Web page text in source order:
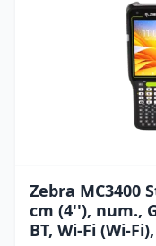
Zebra MC3400
cm (4''), num.,
BT, Wi-Fi (Wi-